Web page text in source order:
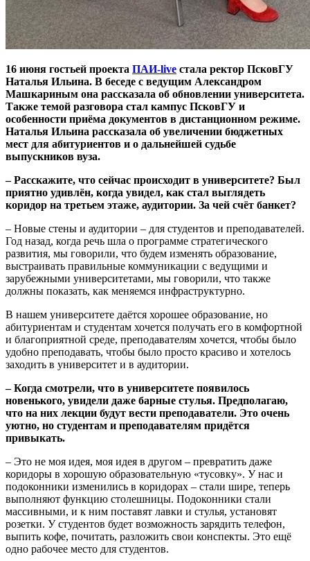
16 июня гостьей проекта ПАИ-live стала ректор ПсковГУ
Наталья Ильина. В беседе с ведущим Александром
Машкариным она рассказала об обновлении университета.
Также темой разговора стал кампус ПсковГУ и
особенности приёма документов в дистанционном режиме.
Наталья Ильина рассказала об увеличении бюджетных
мест для абитуриентов и о дальнейшей судьбе
выпускников вуза.
–Расскажите, что сейчас происходит в университете? Был
приятно удивлён, когда увидел, как стал выглядеть
коридор на третьем этаже, аудитории. За чей счёт банкет?
– Новые стены и аудитории – для студентов и преподавателей.
Год назад, когда речь шла о программе стратегического
развития, мы говорили, что будем изменять образование,
выстраивать правильные коммуникации с ведущими и
зарубежными университетами, мы говорили, что также
должны показать, как меняемся инфраструктурно.
В нашем университете даётся хорошее образование, но
абитуриентам и студентам хочется получать его в комфортной
и благоприятной среде, преподавателям хочется, чтобы было
удобно преподавать, чтобы было просто красиво и хотелось
заходить в университет и в аудитории.
–Когда смотрели, что в университете появилось
новенького, увидели даже барные стулья. Предполагаю,
что на них лекции будут вести преподаватели. Это очень
уютно, но студентам и преподавателям придётся
привыкать.
– Это не моя идея, моя идея в другом – превратить даже
коридоры в хорошую образовательную «тусовку». У нас и
подоконники изменились в коридорах – стали шире, теперь
выполняют функцию столешницы. Подоконники стали
массивными, и к ним поставят лавки и стулья, установят
розетки. У студентов будет возможность зарядить телефон,
выпить кофе, почитать, разложить свои конспекты. Это ещё
одно рабочее место для студентов.